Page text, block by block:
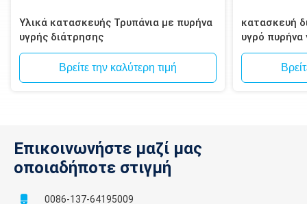
Υλικά κατασκευής Τρυπάνια με πυρήνα
υγρής διάτρησης
Βρείτε την καλύτερη τιμή
κατασκευή
υγρό
τοιχοποιία,
Επικοινωνήστε μαζί μας
οποιαδήποτε στιγμή
0086-137-64195009